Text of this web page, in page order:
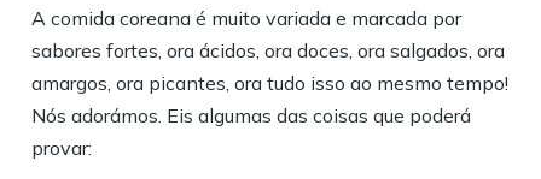
A comida coreana é muito variada e marcada por
sabores fortes, ora ácidos, ora doces, ora salgados, ora
amargos, ora picantes, ora tudo isso ao mesmo tempo!
Nós adorámos. Eis algumas das coisas que poderá
provar: